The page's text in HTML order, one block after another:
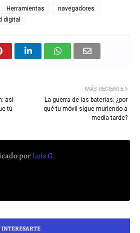
Herramientas
navegadores
digital
MÁS RECIENTE
La guerra de las baterías: ¿por
qué tu móvil sigue muriendo a
media tarde?
así
tú
porLuis G.
INTERESARTE